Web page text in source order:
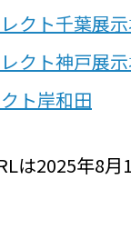
クト千葉展
クト神戸展
ト岸和田
は2025年8月